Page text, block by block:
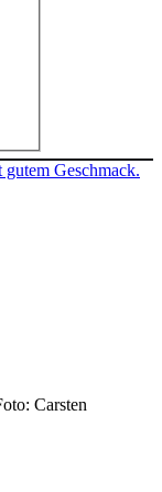
Geschmack.
Carsten